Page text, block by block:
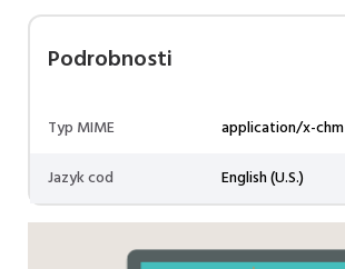
Podrobnosti
Typ MIME
application/x-chm
Jazyk cod
English (U.S.)